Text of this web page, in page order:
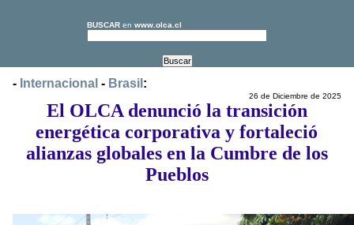
BUSCAR en www.olca.cl
- Internacional - Brasil :
26 de Diciembre de 2025
El OLCA denunció la transición
energética corporativa y fortaleció
alianzas globales en la Cumbre de los
Pueblos